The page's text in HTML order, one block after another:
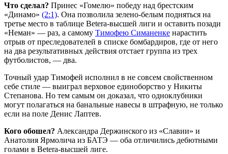
Что сделал? Принес «Гомелю» победу над брестским
«Динамо» (2:1). Она позволила зелено-белым подняться на
третье место в таблице Betera-высшей лиги и оставить позади
«Неман» — раз, а самому Тимофею Симаненке нарастить
отрыв от преследователей в списке бомбардиров, где от него
на два результативных действия отстает группа из трех
футболистов, — два.
Точный удар Тимофей исполнил в не совсем свойственном
себе стиле — выиграл верховое единоборство у Никиты
Степанова. Но тем самым он доказал, что одноклубники
могут полагаться на банальные навесы в штрафную, не только
если на поле Денис Лаптев.
Кого обошел? Александра Держинского из «Славии» и
Анатолия Ярмолича из БАТЭ — оба отличились дебютными
голами в Betera-высшей лиге.